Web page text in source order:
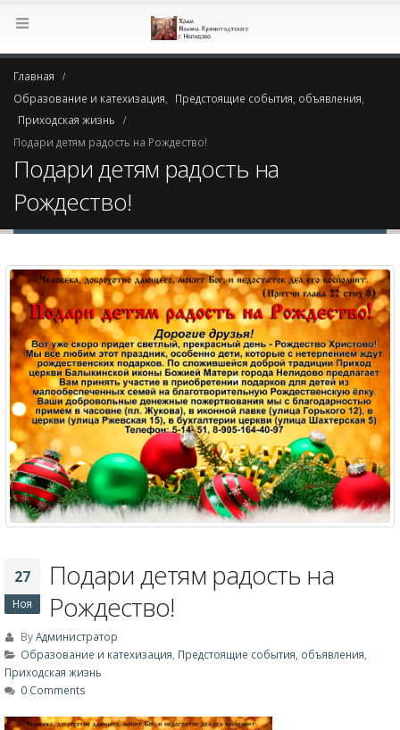
Главная
Образование и катехизация, Предстоящие события, объявления,
Приходская жизнь
Подари детям радость на Рождество!
Подари детям радость на
Рождество!
27
Ноя
Подари детям радость на
Рождество!
ByАдминистратор
Образование и катехизация, Предстоящие события, объявления,
Приходская жизнь
0 Comments